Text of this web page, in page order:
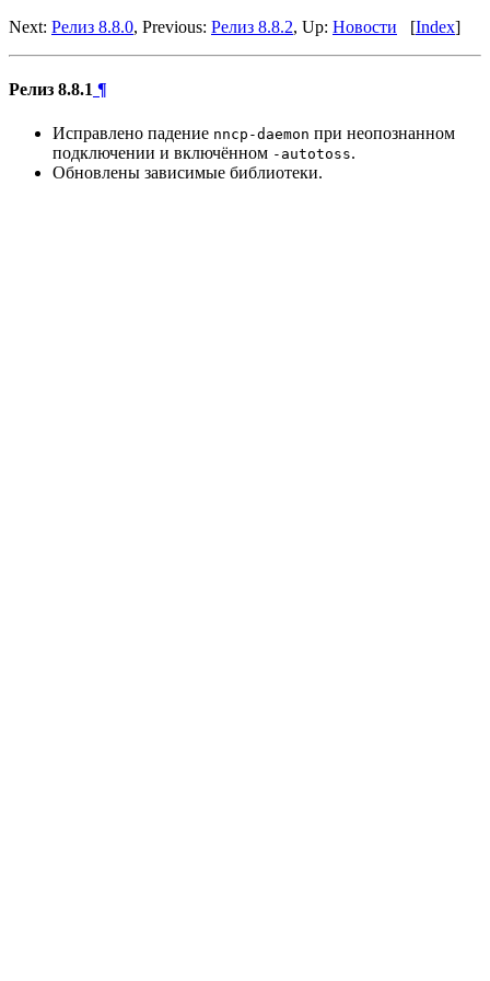
Next: Релиз 8.8.0, Previous: Релиз 8.8.2, Up: Новости [Index]
Релиз 8.8.1 ¶
Исправлено падение nncp-daemon при неопознанном
подключении и включённом -autotoss.
Обновлены зависимые библиотеки.